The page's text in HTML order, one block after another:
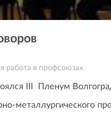
работа в профсоюзах
III Пленум
металлургического